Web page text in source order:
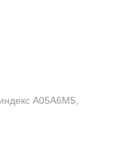
A05A6M5,